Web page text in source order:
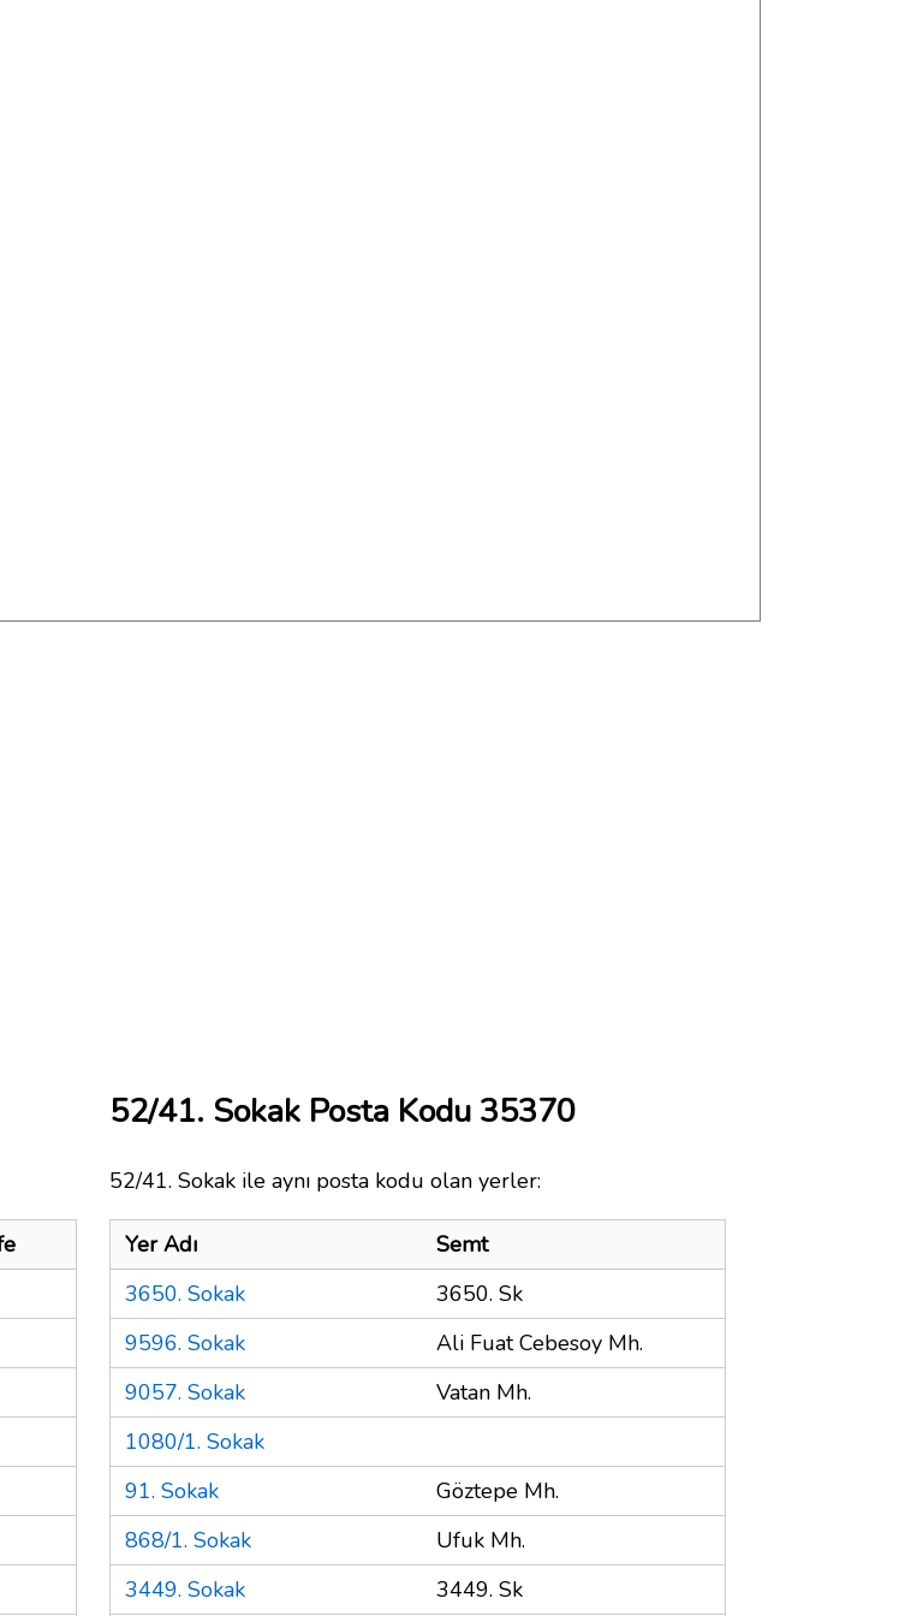
52/41. Sokak Posta Kodu 35370
52/41. Sokak ile aynı posta kodu olan yerler:
Yer Adı
Semt
3650. Sokak
3650. Sk
9596. Sokak
Ali Fuat Cebesoy Mh.
9057. Sokak
Vatan Mh.
1080/1. Sokak
91. Sokak
Göztepe Mh.
868/1. Sokak
Ufuk Mh.
3449. Sokak
3449. Sk